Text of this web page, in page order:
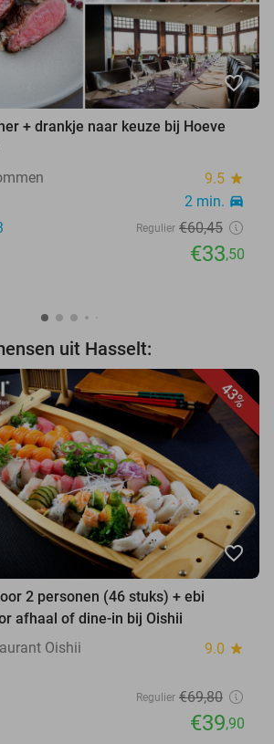
favorite_border
+ drankje naar keuze bij Hoeve
9.5 star
2 min. directions_car
Regulier €60,45
€33,50
uit Hasselt:
43%
favorite_border
2 personen (46 stuks) + ebi
afhaal of dine-in bij Oishii
Oishii
9.0 star
Regulier €69,80
€39,90